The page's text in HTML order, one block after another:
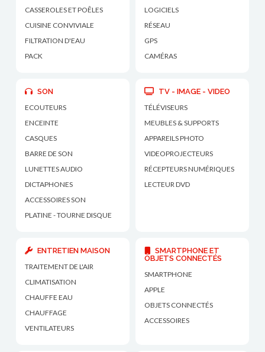
CASSEROLES ET POÊLES
CUISINE CONVIVIALE
FILTRATION D'EAU
PACK
LOGICIELS
RÉSEAU
GPS
CAMÉRAS
SON
ECOUTEURS
ENCEINTE
CASQUES
BARRE DE SON
LUNETTES AUDIO
DICTAPHONES
ACCESSOIRES SON
PLATINE - TOURNE DISQUE
TV - IMAGE - VIDEO
TÉLÉVISEURS
MEUBLES & SUPPORTS
APPAREILS PHOTO
VIDEOPROJECTEURS
RÉCEPTEURS NUMÉRIQUES
LECTEUR DVD
ENTRETIEN MAISON
TRAITEMENT DE L'AIR
CLIMATISATION
CHAUFFE EAU
CHAUFFAGE
VENTILATEURS
SMARTPHONE ET
OBJETS CONNECTÉS
SMARTPHONE
APPLE
OBJETS CONNECTÉS
ACCESSOIRES